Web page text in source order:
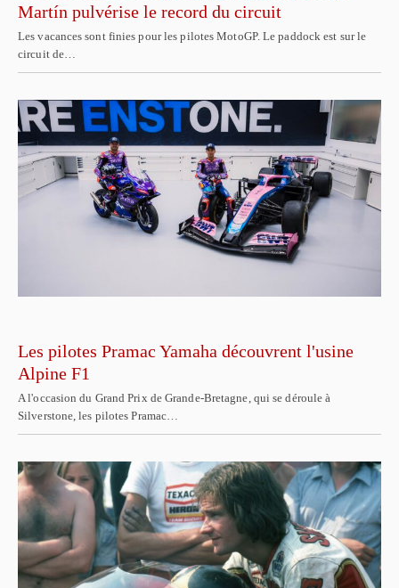
Martín pulvérise le record du circuit
Les vacances sont finies pour les pilotes MotoGP. Le paddock est sur le
circuit de…
Les pilotes Pramac Yamaha découvrent l'usine
Alpine F1
A l'occasion du Grand Prix de Grande-Bretagne, qui se déroule à
Silverstone, les pilotes Pramac…